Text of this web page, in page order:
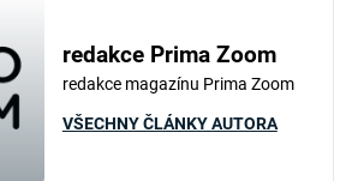
redakce Prima Zoom
redakce magazínu Prima Zoom
VŠECHNY ČLÁNKY AUTORA